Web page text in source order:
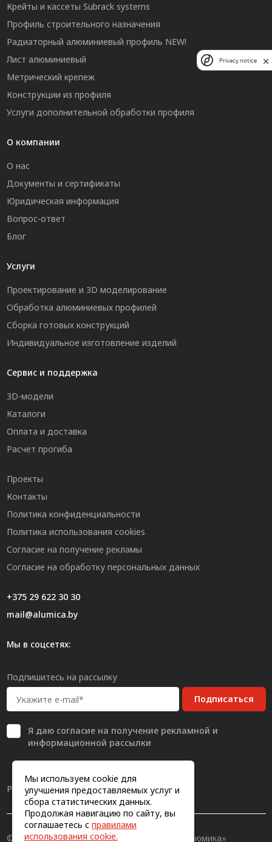
Мы используем cookie для
улучшения предоставляемых услуг и
сбора статистических данных.
Продолжая навигацию по сайту, вы
соглашаетесь с правилами
использования cookie.
Крейты и кассеты Subrack systems
Профиль строительного назначения
Радиаторный алюминиевый профиль NEW!
Лист алюминиевый
Метрический крепеж
Конструкции из профиля
Услуги дополнительной обработки профиля
О компании
О нас
Документы и сертификаты
Юридическая информация
Вопрос-ответ
Блог
Услуги
Проектирование и 3D моделирование
Обработка алюминиевых профилей
Сборка готовых конструкций
Индивидуальное изготовление изделий
Сервис и поддержка
3D-модели
Каталоги
Оплата и доставка
Расчет прогиба
Проекты
Контакты
Политика конфиденциальности
Политика использования cookies
Согласие на получение рекламы
Согласие на обработку персональных данных
+375 29 622 30 30
mail@alumica.by
Мы в соцсетях:
Подпишитесь на рассылку
Подписаться
Я даю согласиена получение рекламной и
информационной рассылки
Разработка сайта
© 2011-2026, Конструкционный профиль «Алюмика»
Privacy notice